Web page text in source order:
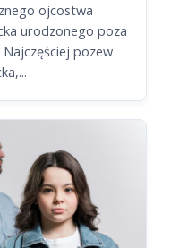
ojcostwa
urodzonego poza
Najczęściej pozew